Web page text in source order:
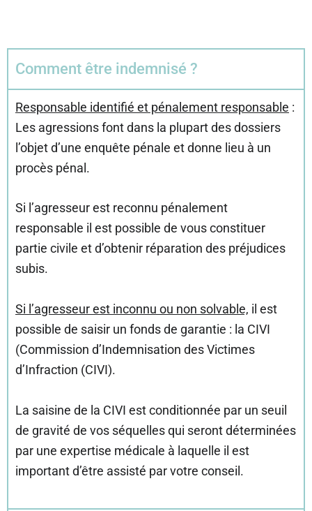
Comment être indemnisé ?
Responsable identifié et pénalement responsable :
Les agressions font dans la plupart des dossiers
l’objet d’une enquête pénale et donne lieu à un
procès pénal.
Si l’agresseur est reconnu pénalement
responsable il est possible de vous constituer
partie civile et d’obtenir réparation des préjudices
subis.
Si l’agresseur est inconnu ou non solvable, il est
possible de saisir un fonds de garantie : la CIVI
(Commission d’Indemnisation des Victimes
d’Infraction (CIVI).
La saisine de la CIVI est conditionnée par un seuil
de gravité de vos séquelles qui seront déterminées
par une expertise médicale à laquelle il est
important d’être assisté par votre conseil.